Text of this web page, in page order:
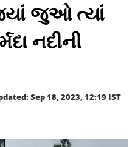
જુઓ ત્યાં
નદીની
Sep 18, 2023, 12:19 IST